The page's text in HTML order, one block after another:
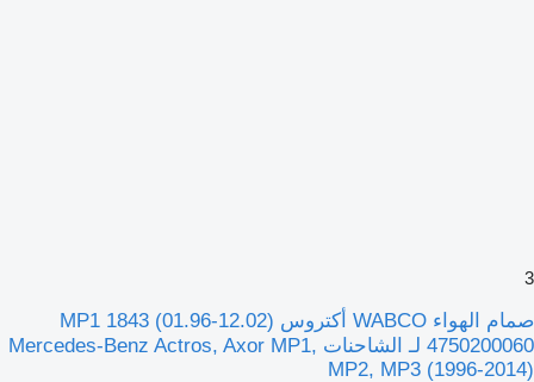
3
صمام الهواء WABCO أكتروس MP1 1843 (01.96-12.02)
4750200060 لـ الشاحنات Mercedes-Benz Actros, Axor MP1,
MP2, MP3 (1996-2014)